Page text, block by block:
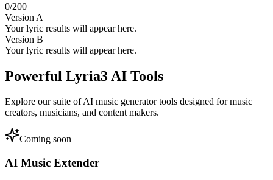
0/200
Version A
Your lyric results will appear here.
Version B
Your lyric results will appear here.
Powerful Lyria3 AI Tools
Explore our suite of AI music generator tools designed for music
creators, musicians, and content makers.
Coming soon
AI Music Extender